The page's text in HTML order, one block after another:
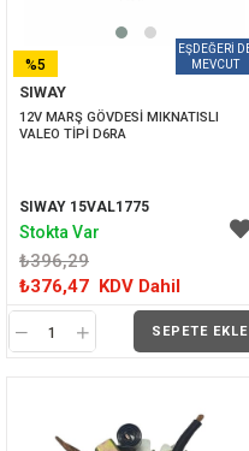
SIWAY
12V MARŞ GÖVDESİ MIKNATISLI
VALEO TİPİ D6RA
SIWAY 15VAL1775
₺396,29
₺376,47 KDV Dahil
SEPETE EKLE
%5
İNDIRIM
Stokta Var